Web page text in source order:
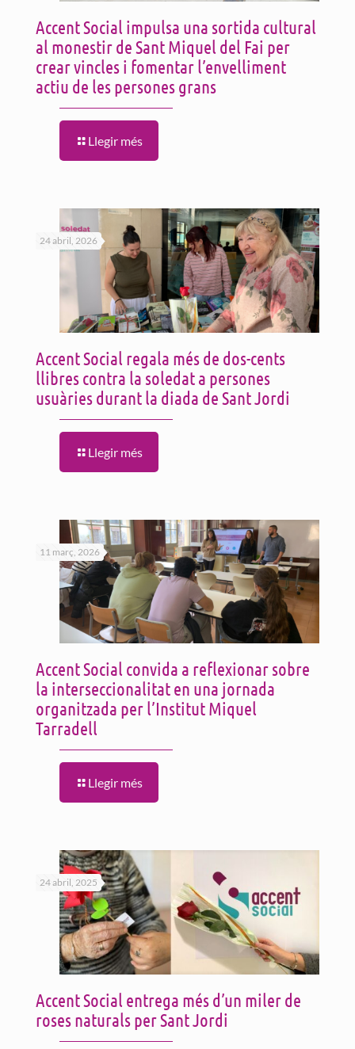
Accent Social impulsa una sortida cultural
al monestir de Sant Miquel del Fai per
crear vincles i fomentar l’envelliment
actiu de les persones grans
Llegir més
24 abril, 2026
Accent Social regala més de dos-cents
llibres contra la soledat a persones
usuàries durant la diada de Sant Jordi
Llegir més
11 març, 2026
Accent Social convida a reflexionar sobre
la interseccionalitat en una jornada
organitzada per l’Institut Miquel
Tarradell
Llegir més
24 abril, 2025
Accent Social entrega més d’un miler de
roses naturals per Sant Jordi